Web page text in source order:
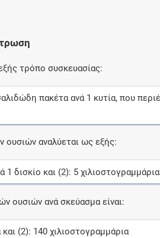
τρόπο συσκευασίας:
πακέταανά 1 κυτία, που
αναλύεται ως εξής:
1 δισκίο και (2): 5 χιλιοστογραμμάρια
ουσιών ανά σκεύασμα είναι:
και (2): 140 χιλιοστογραμμάρια